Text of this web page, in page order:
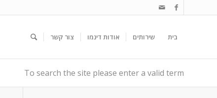
בית שירותים אודות דינמו צור קשר
To search the site please enter a valid term